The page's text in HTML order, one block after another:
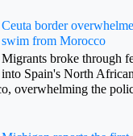
Ceuta border
swim from Morocco
Migrants broke through
into Spain's North
overwhelming the